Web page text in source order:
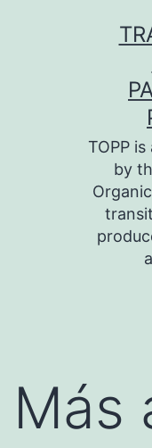
TOPP
by
Más